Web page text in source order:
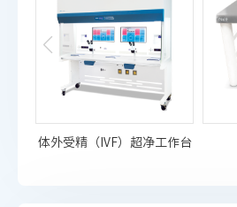
体外受精（IVF）超净工作台